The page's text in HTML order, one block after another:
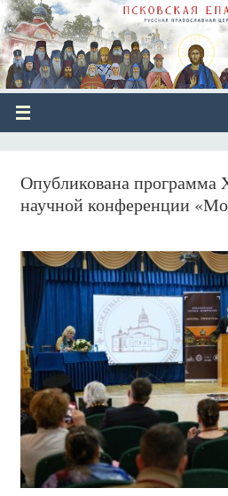
Опубликована программа
научной конференции